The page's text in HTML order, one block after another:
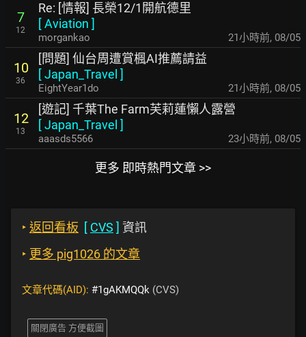
7
12
Re: [情報] 長榮12/1開航德里
[Aviation ]
morgankao 21小時前, 08/05
10
36
[問題] 仙台周遭賞楓AI推薦請益
[Japan_Travel ]
EightYear1do 21小時前, 08/05
12
13
[遊記] 千葉The Farm芙莉蓮懶人露營
[Japan_Travel ]
aaasds5566 23小時前, 08/05
更多 即時熱門文章 >>
‣ 返回看板 [ CVS ] 資訊
‣ 更多 pig1026 的文章
文章代碼(AID): #1gAKMQQk (CVS)
關閉廣告 方便截圖